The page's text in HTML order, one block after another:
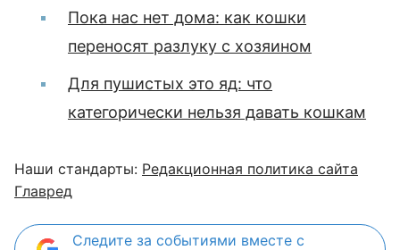
Пока нас нет дома: как кошки
переносят разлуку с хозяином
Для пушистых это яд: что
категорически нельзя давать кошкам
Наши стандарты: Редакционная политика сайта
Главред
Следите за событиями вместе с